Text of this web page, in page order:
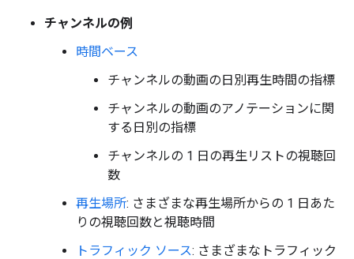
チャンネルの例
時間ベース
チャンネルの動画の日別再生時間の指標
チャンネルの動画のアノテーションに関
する日別の指標
チャンネルの 1 日の再生リストの視聴回
数
再生場所: さまざまな再生場所からの 1 日あた
りの視聴回数と視聴時間
トラフィック ソース: さまざまなトラフィック